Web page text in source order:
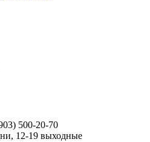
500-20-70
12-19 выходные